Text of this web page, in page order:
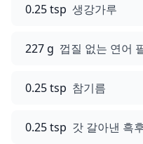
0.25 tsp 생강가루
227 g 껍질 없는 연어
0.25 tsp 참기름
0.25 tsp 갓 갈아낸 흑